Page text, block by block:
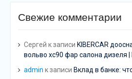
Свежие комментарии
Сергей к записи KIBERCAR
вольво хс90 фар салона дизеля |
admin к записи Вклад в банке: